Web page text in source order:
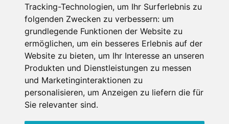
Tracking-Technologien, um Ihr Surferlebnis zu
folgenden Zwecken zu verbessern: um
grundlegende Funktionen der Website zu
ermöglichen, um ein besseres Erlebnis auf der
Website zu bieten, um Ihr Interesse an unseren
Produkten und Dienstleistungen zu messen
und Marketinginteraktionen zu
personalisieren, um Anzeigen zu liefern die für
Sie relevanter sind.
Impressum
Datenschutz
Nutzungsbedingungen